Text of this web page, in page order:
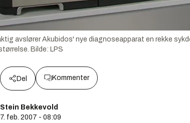
avslører Akubidos' nye diagnoseapparat en rekke
Bilde: LPS
Del Kommenter
Stein Bekkevold
7. feb. 2007 - 08:09